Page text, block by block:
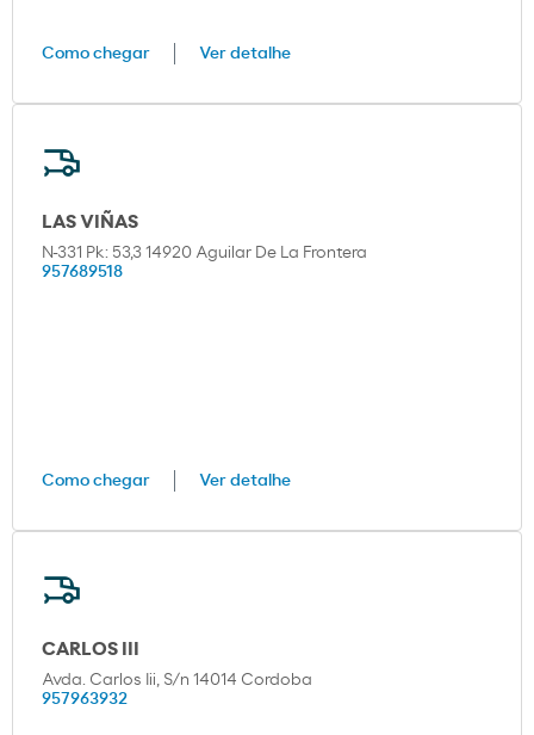
Como chegar Ver detalhe
LAS VIÑAS
N-331 Pk: 53,3 14920 Aguilar De La Frontera
957689518
Como chegar Ver detalhe
CARLOS III
Avda. Carlos Iii, S/n 14014 Cordoba
957963932